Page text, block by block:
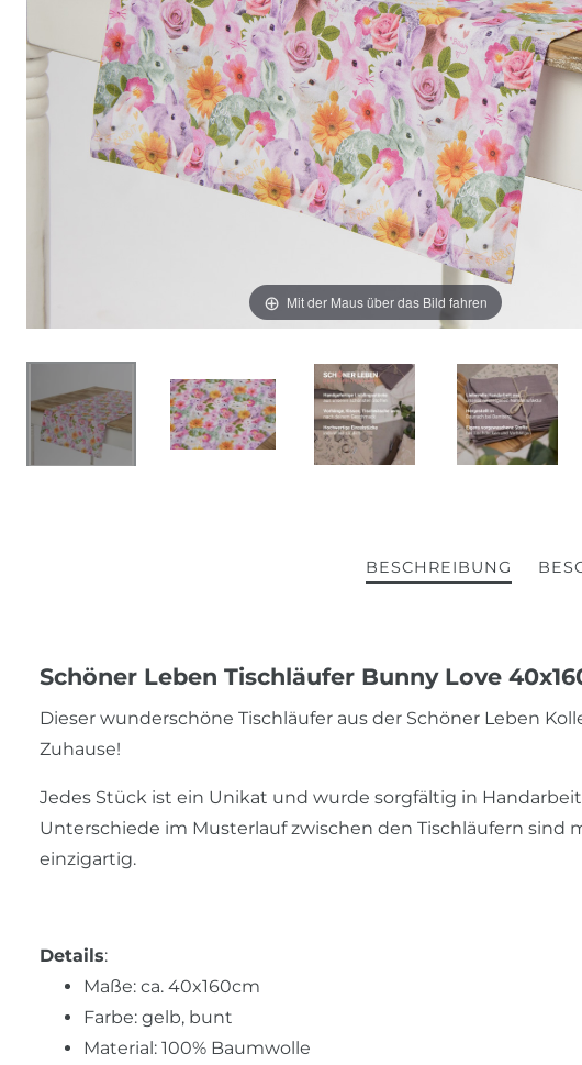
Mit der Maus über das Bild fahren
BESCHREIBUNG
Schöner Leben Tischläufer Bunny Love
Dieser wunderschöne Tischläufer aus der Schöner Leben
Zuhause!
Jedes Stück ist ein Unikat und wurde sorgfältig in
Unterschiede im Musterlauf zwischen den Tischläufern sind
einzigartig.
Details:
Maße: ca. 40x160cm
Farbe: gelb, bunt
Material: 100% Baumwolle